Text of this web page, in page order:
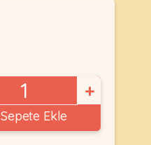
+
Sepete Ekle